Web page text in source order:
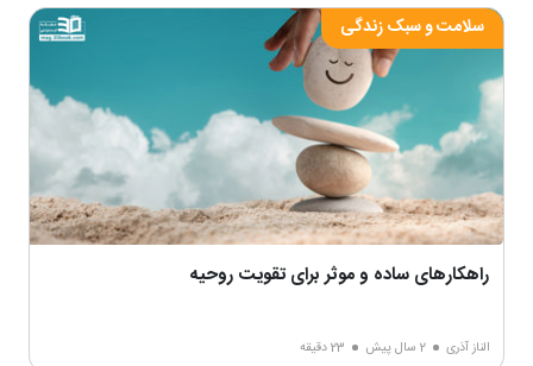
سلامت و سبک زندگی
راهکارهای ساده و موثر برای تقویت روحیه
الناز آذری 2 سال پیش 23 دقیقه